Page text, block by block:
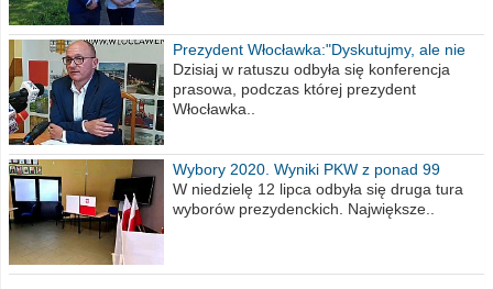
Prezydent Włocławka:"Dyskutujmy, ale nie
obrażajmy się”
Dzisiaj w ratuszu odbyła się konferencja
prasowa, podczas której prezydent
Włocławka..
Wybory 2020. Wyniki PKW z ponad 99
procent obwodów
W niedzielę 12 lipca odbyła się druga tura
wyborów prezydenckich. Największe..